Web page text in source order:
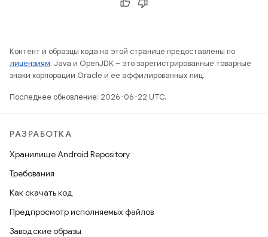
Контент и образцы кода на этой странице предоставлены по
лицензиям. Java и OpenJDK – это зарегистрированные товарные
знаки корпорации Oracle и ее аффилированных лиц.
Последнее обновление: 2026-06-22 UTC.
РАЗРАБОТКА
Хранилище Android Repository
Требования
Как скачать код
Предпросмотр исполняемых файлов
Заводские образы